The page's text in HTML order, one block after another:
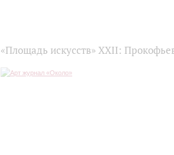
«Площадь искусств» XXII: